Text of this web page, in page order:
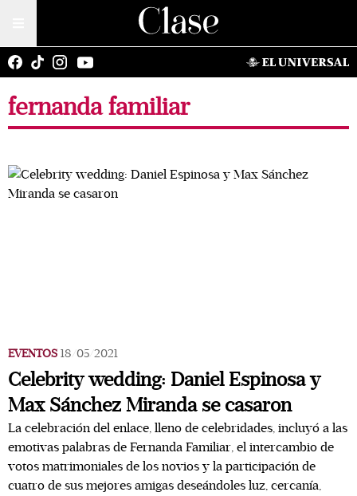
fernanda familiar
EVENTOS 18/05/2021
Celebrity wedding: Daniel Espinosa y
Max Sánchez Miranda se casaron
La celebración del enlace, lleno de celebridades, incluyó a las
emotivas palabras de Fernanda Familiar, el intercambio de
votos matrimoniales de los novios y la participación de
cuatro de sus mejores amigas deseándoles luz, cercanía,